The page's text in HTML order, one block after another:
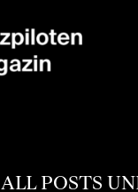
ALL POSTS